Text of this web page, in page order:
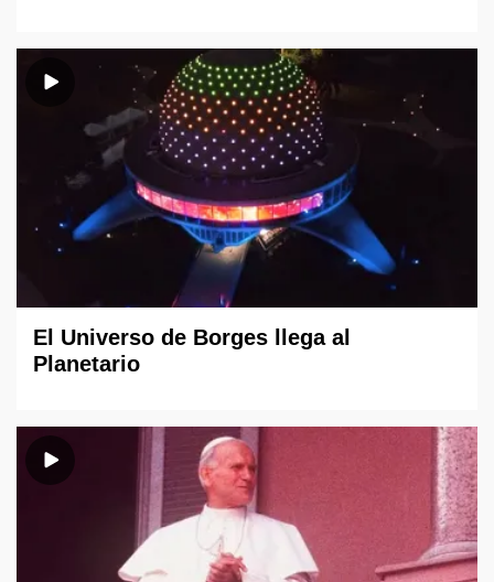
El Universo de Borges llega al
Planetario